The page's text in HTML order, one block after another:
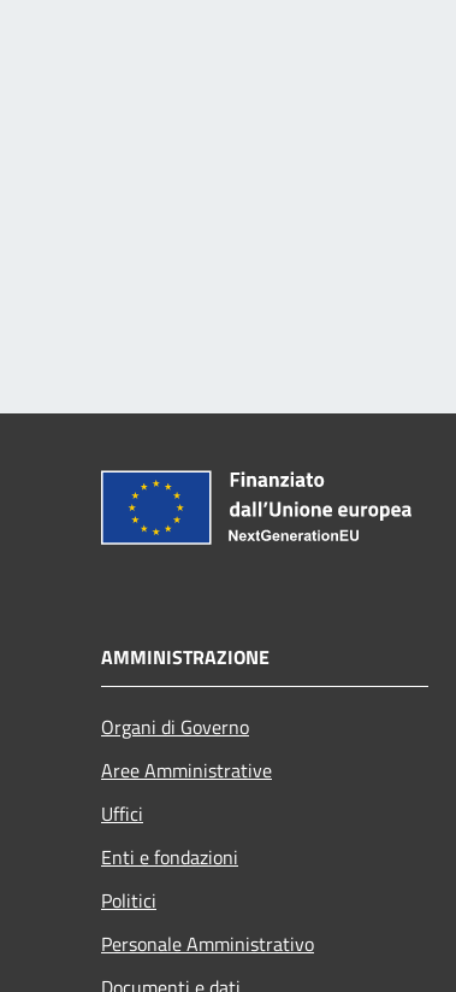
AMMINISTRAZIONE
Organi di Governo
Aree Amministrative
Uffici
Enti e fondazioni
Politici
Personale Amministrativo